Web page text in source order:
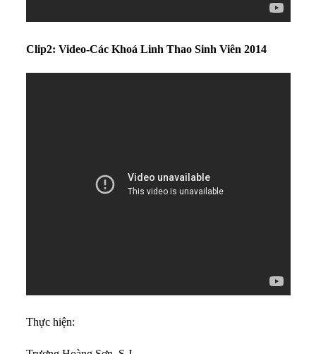
Clip2: Video-Các Khoá Linh Thao Sinh Viên 2014
Thực hiện: